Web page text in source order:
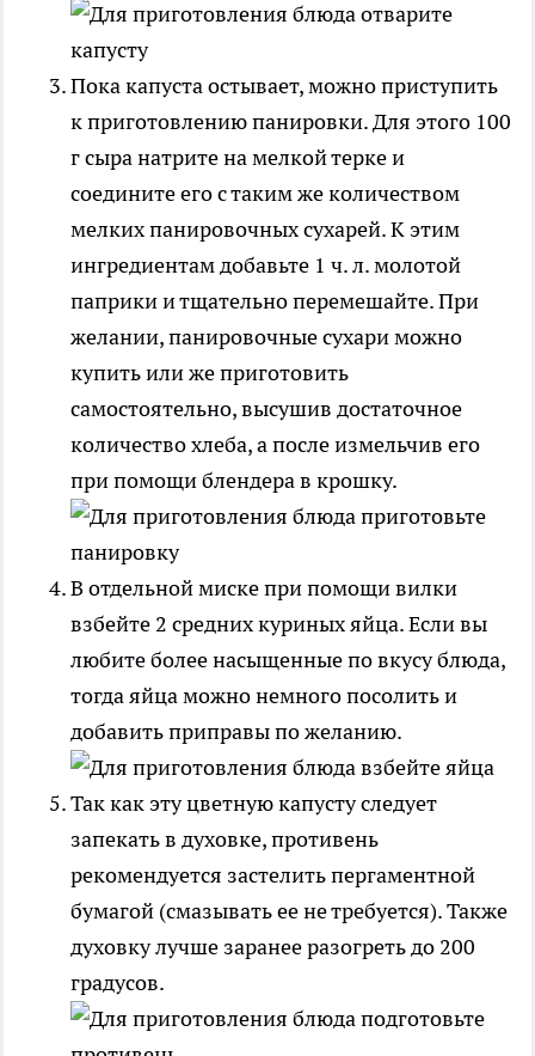
Пока капуста остывает, можно приступить
к приготовлению панировки. Для этого 100
г сыра натрите на мелкой терке и
соедините его с таким же количеством
мелких панировочных сухарей. К этим
ингредиентам добавьте 1 ч. л. молотой
паприки и тщательно перемешайте. При
желании, панировочные сухари можно
купить или же приготовить
самостоятельно, высушив достаточное
количество хлеба, а после измельчив его
при помощи блендера в крошку.
В отдельной миске при помощи вилки
взбейте 2 средних куриных яйца. Если вы
любите более насыщенные по вкусу блюда,
тогда яйца можно немного посолить и
добавить приправы по желанию.
Так как эту цветную капусту следует
запекать в духовке, противень
рекомендуется застелить пергаментной
бумагой (смазывать ее не требуется). Также
духовку лучше заранее разогреть до 200
градусов.